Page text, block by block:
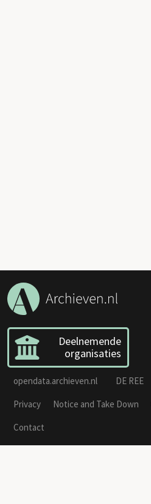
Deelnemende
organisaties
opendata.archieven.nl DE REE
Privacy
Notice and Take Down
Contact